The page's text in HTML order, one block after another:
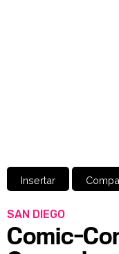
Insertar
SAN DIEGO
Comic-